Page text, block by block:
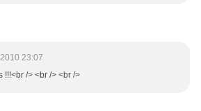
23:07
!!!<br /> <br /> <br />